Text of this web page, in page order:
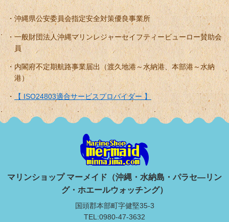
沖縄県公安委員会指定安全対策優良事業所
一般財団法人沖縄マリンレジャーセイフティービューロー賛助会
員
内閣府不定期航路事業届出（渡久地港～水納港、本部港～水納
港）
【 ISO24803適合サービスプロバイダー 】
マリンショップ マーメイド（沖縄・水納島・パラセ―リン
グ・ホエールウォッチング）
国頭郡本部町字健堅35-3
TEL:0980-47-3632